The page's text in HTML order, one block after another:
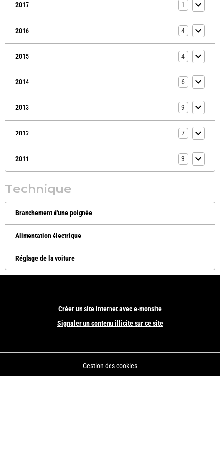
2017 1
2016 4
2015 4
2014 6
2013 9
2012 7
2011 3
Technique
Branchement d'une poignée
Alimentation électrique
Réglage de la voiture
Créer un site internet avec e-monsite
Signaler un contenu illicite sur ce site
Gestion des cookies